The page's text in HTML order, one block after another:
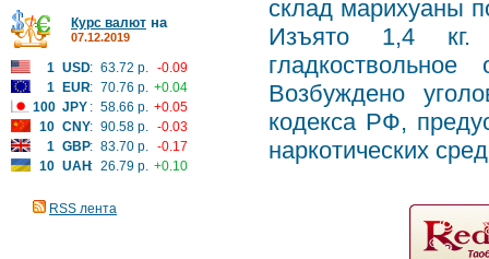
Курс валют на
07.12.2019
1 USD: 63.72 р. -0.09
1
EUR: 70.76 р. +0.04
100 JPY : 58.66 р. +0.05
10 CNY: 90.58 р. -0.03
1 GBP: 83.70 р. -0.17
10 UAH: 26.79 р. +0.10
RSS лента
склад марихуаны
Изъято 1,4 кг.
Возбуждено
кодекса РФ,
наркотических